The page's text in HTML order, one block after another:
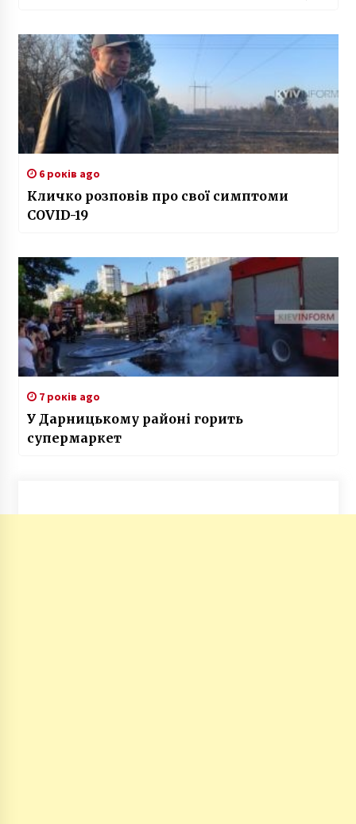
6 років ago
Кличко розповів про свої симптоми
COVID-19
7 років ago
У Дарницькому районі горить
супермаркет